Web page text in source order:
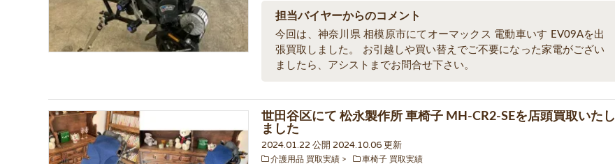
担当バイヤーからのコメント
今回は、神奈川県 相模原市にてオーマックス 電動車いす EV09Aを出
張買取しました。 お引越しや買い替えでご不要になった家電がござい
ましたら、アシストまでお問合せ下さい。
世田谷区にて 松永製作所 車椅子 MH-CR2-SEを店頭買取いたし
ました
2024.01.22 公開 2024.10.06 更新
介護用品 買取実績 車椅子 買取実績